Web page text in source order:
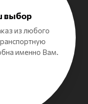
выбор
из любого
именно Вам.